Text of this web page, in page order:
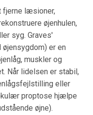
fjerne læsioner,
øjenhulen,
syg. Graves'
er en
muskler og
Når lidelsen er stabil,
eller
proptose hjælpe
øjne).